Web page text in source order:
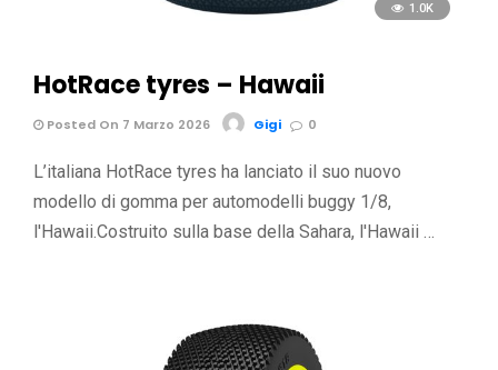
1.0K
HotRace tyres – Hawaii
Posted On 7 Marzo 2026 Gigi 0
L’italiana HotRace tyres ha lanciato il suo nuovo
modello di gomma per automodelli buggy 1/8,
l'Hawaii.Costruito sulla base della Sahara, l'Hawaii …